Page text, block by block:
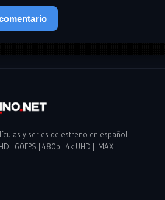
y series de estreno en español
| 60FPS | 480p | 4k UHD | IMAX